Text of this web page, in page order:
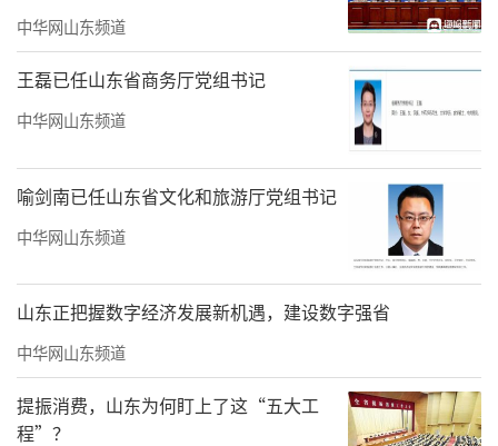
小小古力盖，传递新风尚。此次活动从细
微处着手美化家园，用暖心志愿服务涵养文明
气质。下一步，莱西市水集街道长岛中路社区
将持续开展接地气、暖民心的文明实践活动，
持续优化人居环境，厚植文明底蕴，不断提升
责任编辑：李煐頔
中华网山东频道
王磊已任山东省商务厅党组书记
中华网山东频道
喻剑南已任山东省文化和旅游厅党组书记
中华网山东频道
山东正把握数字经济发展新机遇，建设数字强省
中华网山东频道
提振消费，山东为何盯上了这“五大工
程”？